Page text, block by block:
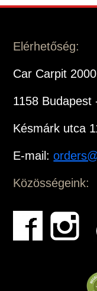
Elérhetőség:
Car Carpit
1158 Budapest
Késmárk utca
E-mail:
Közösségeink: